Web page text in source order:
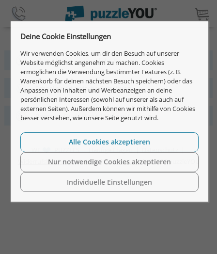
Über 4 Millionen glückliche Kunden
Schnelle und einfache Gestaltung
Premium-Qualität mit 15 Jahren Garantie
WE PUZZLES |Häufige Fragen|Datenschutz|
Widerrufsbelehrung|AGB|Impressum| ©2026 puzzleYOU
Deine Cookie Einstellungen
Wir verwenden Cookies, um dir den Besuch auf unserer
Website möglichst angenehm zu machen. Cookies
ermöglichen die Verwendung bestimmter Features (z. B.
Warenkorb für deinen nächsten Besuch speichern) oder das
Anpassen von Inhalten und Werbeanzeigen an deine
persönlichen Interessen (sowohl auf unserer als auch auf
externen Seiten). Außerdem können wir mithilfe von Cookies
besser verstehen, wie unsere Seite genutzt wird.
Individuelle Einstellungen
Nur notwendige Cookies akzeptieren
Alle Cookies akzeptieren